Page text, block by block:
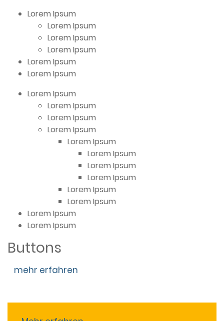
Lorem Ipsum
Lorem Ipsum
Lorem Ipsum
Lorem Ipsum
Lorem Ipsum
Lorem Ipsum
Lorem Ipsum
Lorem Ipsum
Lorem Ipsum
Lorem Ipsum
Lorem Ipsum
Lorem Ipsum
Lorem Ipsum
Lorem Ipsum
Lorem Ipsum
Lorem Ipsum
Lorem Ipsum
Lorem Ipsum
Buttons
mehr erfahren